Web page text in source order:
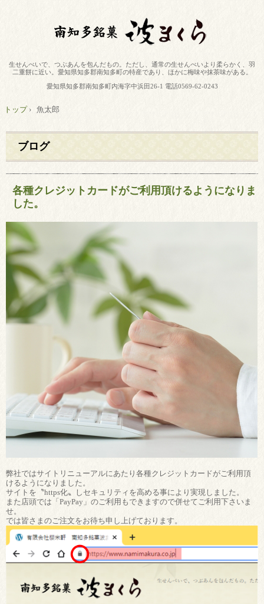
生せんべいで、つぶあんを包んだもの。ただし、通常の生せんべいより柔らかく、羽
二重餅に近い。愛知県知多郡南知多町の特産であり、ほかに梅味や抹茶味がある。
愛知県知多郡南知多町内海字中浜田26-1 電話0569-62-0243
トップ› 魚太郎
ブログ
各種クレジットカードがご利用頂けるようになりま
した。
弊社ではサイトリニューアルにあたり各種クレジットカードがご利用頂
けるようになりました。
サイトを〝https化〟しセキュリティを高める事により実現しました。
また店頭では「PayPay」のご利用もできますので併せてご利用下さいま
せ。
では皆さまのご注文をお待ち申し上げております。